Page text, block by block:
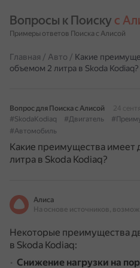
Вопросы к Поиску с
Примеры ответов Поиска с Алисой
Главная / Авто / Какие
объемом 2 литра в Skoda Kodiaq?
Вопрос для Поиска с Алисой
24
#SkodaKodiaq
#Двигатель
#Автомобиль
Какие преимущества имеет
литра в Skoda Kodiaq?
Алиса
Некоторые преимущества
в Skoda Kodiaq:
Снижение нагрузки на